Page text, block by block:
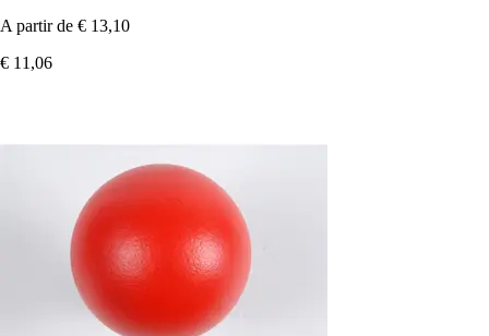
A partir de € 13,10
€ 11,06